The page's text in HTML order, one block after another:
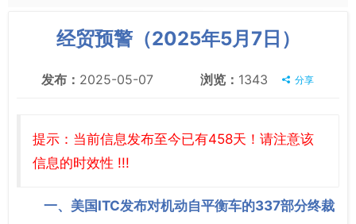
经贸预警（2025年5月7日）
发布： 2025-05-07 浏览： 1343 分享
提示：当前信息发布至今已有458天！请注意该
信息的时效性 !!!
一、美国ITC发布对机动自平衡车的337部分终裁